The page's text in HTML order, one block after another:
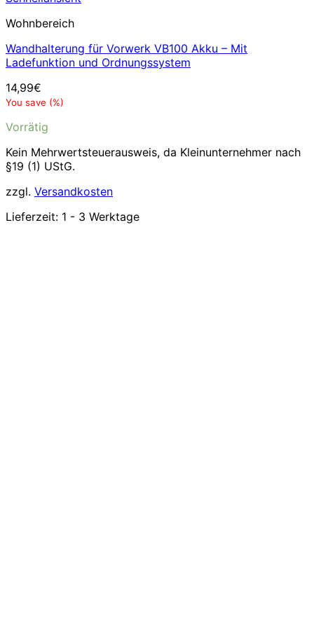
Wohnbereich
Wandhalterung für Vorwerk VB100 Akku – Mit
Ladefunktion und Ordnungssystem
14,99€
You save (%)
Vorrätig
Kein Mehrwertsteuerausweis, da Kleinunternehmer nach
§19 (1) UStG.
zzgl. Versandkosten
Lieferzeit: 1 - 3 Werktage